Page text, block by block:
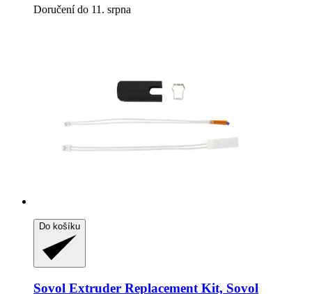
Doručení do 11. srpna
Do košíku
Sovol Extruder Replacement Kit, Sovol